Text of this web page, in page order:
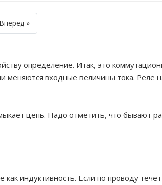
Вперёд »
определение. Итак, это
меняются входные величины тока. Реле
цепь. Надо отметить, что бывают
индуктивность. Если по проводу течет